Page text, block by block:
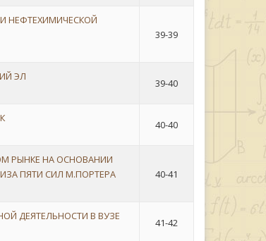
НЕФТЕХИМИЧЕСКОЙ
39-39
ЭЛ
39-40
40-40
РЫНКЕ НА ОСНОВАНИИ
ПЯТИ СИЛ М.ПОРТЕРА
40-41
ДЕЯТЕЛЬНОСТИ В ВУЗЕ
41-42